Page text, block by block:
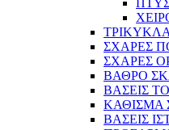
ΤΡΙΚΥΚΛΑ
ΣΧΑΡΕΣ
ΣΧΑΡΕΣ
ΒΑΘΡΟ
ΒΑΣΕΙΣ
ΚΑΘΙΣΜΑ
ΒΑΣΕΙΣ